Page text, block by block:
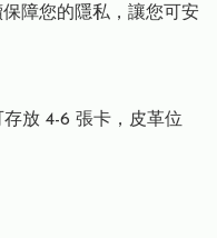
障您的隱私，讓您可安
放 4-6 張卡，皮革位